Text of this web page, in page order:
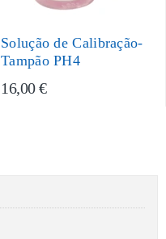
Solução de Calibração-
Tampão PH4
16,00 €